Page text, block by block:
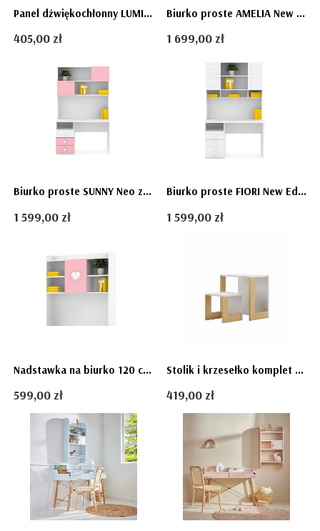
Panel dźwiękochłonny LUMI do biurka dla dziecka - Bellamy styl loftowy
405,00 zł
Biurko proste AMELIA New Edition z nadstawką - białe biureczko dla dziewczynki
1 699,00 zł
Biurko proste SUNNY Neo z nadstawką - fronty połysk róż i biel dla dziewczynki
1 599,00 zł
Biurko proste FIORI New Edition z nadstawką - solidne dziecięce białe biurko -fronty laminowane
1 599,00 zł
Nadstawka na biurko 120 cm - Mary Pink regał dla dziewczynki
599,00 zł
Stolik i krzesełko komplet do pokoju dziecka CUBE firmy Pinio
419,00 zł